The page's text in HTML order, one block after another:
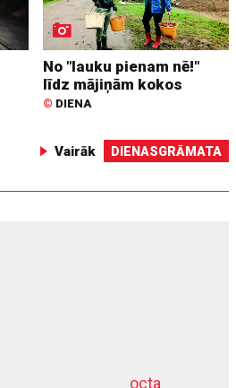
No "lauku pienam nē!"
līdz mājiņām kokos
© DIENA
Vairāk DIENASGRĀMATA
octa
dziļurbums